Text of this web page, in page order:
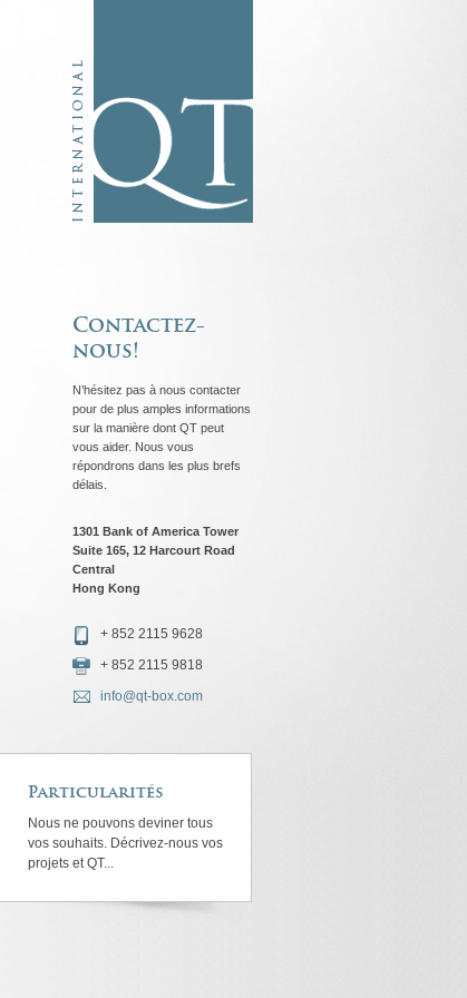
Contactez-
nous!
N’hésitez pas à nous contacter
pour de plus amples informations
sur la manière dont QT peut
vous aider. Nous vous
répondrons dans les plus brefs
délais.
1301 Bank of America Tower
Suite 165, 12 Harcourt Road
Central
Hong Kong
+ 852 2115 9628
+ 852 2115 9818
info@qt-box.com
Particularités
Nous ne pouvons deviner tous
vos souhaits. Décrivez-nous vos
projets et QT...